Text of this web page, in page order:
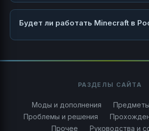
Будет ли работать Minecraft в
РАЗДЕЛЫ САЙТА
Моды и дополнения
Проблемы и решения
Прочее
Руководства и